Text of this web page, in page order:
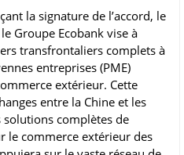
la signature de l’accord, le
Groupe Ecobank vise à
transfrontaliers complets à
entreprises (PME)
extérieur. Cette
entre la Chine et les
complètes de
le commerce extérieur des